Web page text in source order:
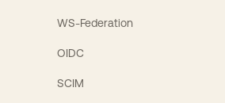
WS-Federation
OIDC
SCIM